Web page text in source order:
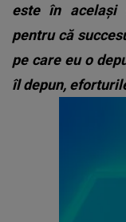
este în același
pentru că
pe care eu o
îl depun,